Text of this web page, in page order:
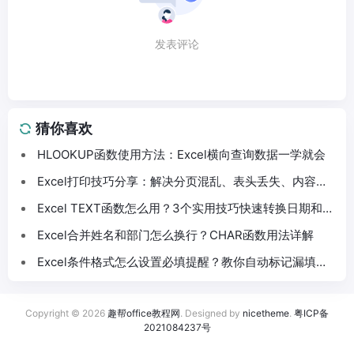
发表评论
猜你喜欢
HLOOKUP函数使用方法：Excel横向查询数据一学就会
Excel打印技巧分享：解决分页混乱、表头丢失、内容截
Excel TEXT函数怎么用？3个实用技巧快速转换日期和数
Excel合并姓名和部门怎么换行？CHAR函数用法详解
Excel条件格式怎么设置必填提醒？教你自动标记漏填数
Copyright © 2026 趣帮office教程网. Designed by nicetheme. 粤ICP备
2021084237号